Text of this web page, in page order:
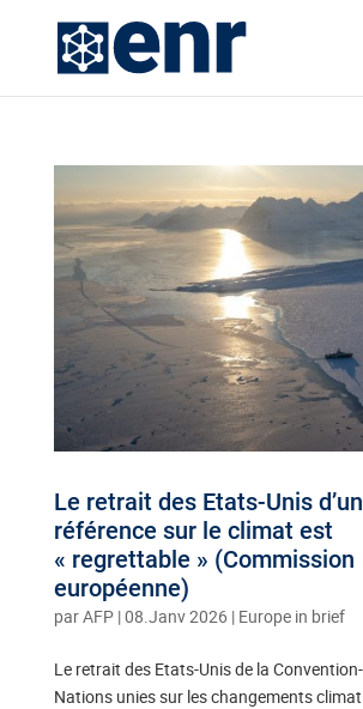
Le retrait des Etats-Unis
référence sur le climat est
« regrettable » (Commission
européenne)
parAFP|08.Janv 2026 | Europe in brief
Le retrait des Etats-Unis de la
Nations unies sur les changements